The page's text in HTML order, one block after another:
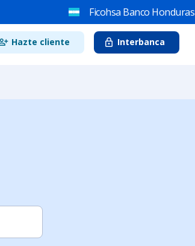
Ficohsa Banco Honduras
Hazte cliente Interbanca